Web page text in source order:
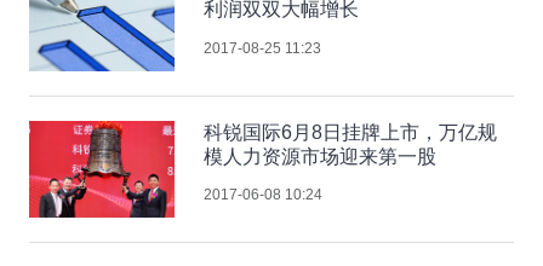
利润双双大幅增长
2017-08-25 11:23
科锐国际6月8日挂牌上市，万亿规
模人力资源市场迎来第一股
2017-06-08 10:24